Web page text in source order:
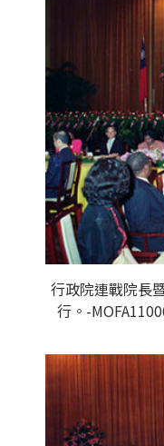
行政院連戰院長
行。-